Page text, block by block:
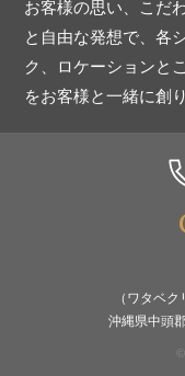
お客様の思い、こだ
と自由な発想で、各
ク、ロケーションと
をお客様と一緒に創
（ワタベ
沖縄県中頭